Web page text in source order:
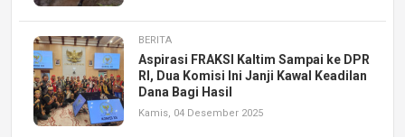
BERITA
Aspirasi FRAKSI Kaltim Sampai ke DPR
RI, Dua Komisi Ini Janji Kawal Keadilan
Dana Bagi Hasil
Kamis, 04 Desember 2025